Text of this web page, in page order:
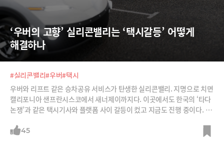
‘우버의 고향’ 실리콘밸리는 ‘택시갈등’ 어떻게
해결하나
#실리콘밸리#우버#택시
우버와 리프트 같은 승차공유 서비스가 탄생한 실리콘밸리. 지명으로 치면
캘리포니아 샌프란시스코에서 새너제이까지다. 이곳에서도 한국의 ‘타다
논쟁’과 같은 택시기사와 플랫폼 사이 갈등이 컸고 지금도 진행 중이다. 여
도 커지고 있다. 세계 ‘혁신의 산실’이란 불리는 실리콘밸리는 과연 이 갈등
45